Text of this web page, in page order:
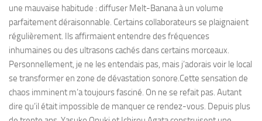
une mauvaise habitude : diffuser Melt-Banana à un volume
parfaitement déraisonnable. Certains collaborateurs se plaignaient
régulièrement. Ils affirmaient entendre des fréquences
inhumaines ou des ultrasons cachés dans certains morceaux.
Personnellement, je ne les entendais pas, mais j’adorais voir le local
se transformer en zone de dévastation sonore.Cette sensation de
chaos imminent m’a toujours fasciné. On ne se refait pas. Autant
dire qu’il était impossible de manquer ce rendez-vous. Depuis plus